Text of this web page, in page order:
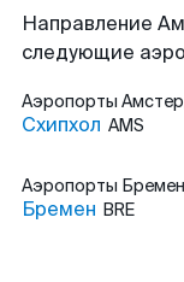
Направление
следующие
Аэропорты
Схипхол AMS
Аэропорты
Бремен BRE